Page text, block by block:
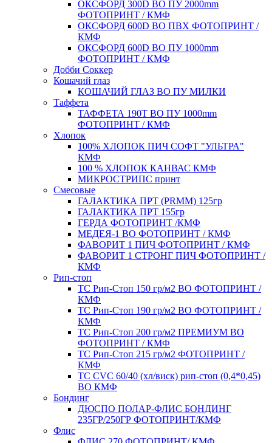
ОКСФОРД 300D ВО ПУ 2000mm
ФОТОПРИНТ / КМФ
ОКСФОРД 600D ВО ПВХ ФОТОПРИНТ /
КМФ
ОКСФОРД 600D ВО ПУ 1000mm
ФОТОПРИНТ / КМФ
Добби Соккер
Кошачий глаз
КОШАЧИЙ ГЛАЗ ВО ПУ МИЛКИ
Таффета
ТАФФЕТА 190T ВО ПУ 1000mm
ФОТОПРИНТ / КМФ
Хлопок
100% ХЛОПОК ПИЧ СОФТ "УЛЬТРА"
КМФ
100 % ХЛОПОК КАНВАС КМФ
МИКРОСТРИПС принт
Смесовые
ГАЛАКТИКА ПРТ (PRMM) 125гр
ГАЛАКТИКА ПРТ 155гр
ГЕРДА ФОТОПРИНТ /КМФ
МЕДЕЯ-1 ВО ФОТОПРИНТ / КМФ
ФАВОРИТ 1 ПИЧ ФОТОПРИНТ / КМФ
ФАВОРИТ 1 СТРОНГ ПИЧ ФОТОПРИНТ /
КМФ
Рип-стоп
TC Рип-Стоп 150 гр/м2 ВО ФОТОПРИНТ /
КМФ
TC Рип-Стоп 190 гр/м2 ВО ФОТОПРИНТ /
КМФ
TC Рип-Стоп 200 гр/м2 ПРЕМИУМ ВО
ФОТОПРИНТ / КМФ
TC Рип-Стоп 215 гр/м2 ФОТОПРИНТ /
КМФ
ТС CVC 60/40 (хл/виск) рип-стоп (0,4*0,45)
ВО КМФ
Бондинг
ДЮСПО ПОЛАР-ФЛИС БОНДИНГ
235ГР/250ГР ФОТОПРИНТ/КМФ
Флис